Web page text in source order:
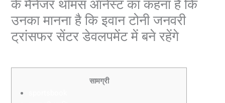
के मैनेजर थॉमस ऑनेस्ट का कहना है कि
उनका मानना ​​है कि इवान टोनी जनवरी
ट्रांसफर सेंटर डेवलपमेंट में बने रहेंगे
सामग्री